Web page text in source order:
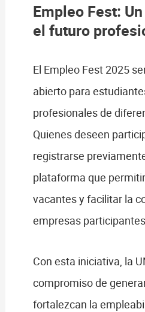
Empleo Fest:
el futuro
El Empleo Fest 2025
abierto para
profesionales de
Quienes deseen
registrarse
plataforma que
vacantes y facilitar la
empresas
Con esta iniciativa, la
compromiso de
fortalezcan la